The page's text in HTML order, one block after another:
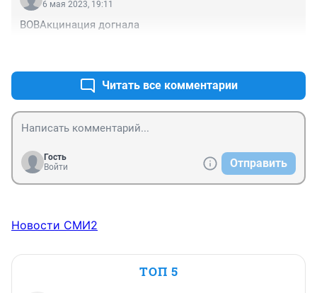
6 мая 2023, 19:11
ВОВАкцинация догнала
Читать все комментарии
Гость
Войти
Отправить
Новости СМИ2
ТОП 5